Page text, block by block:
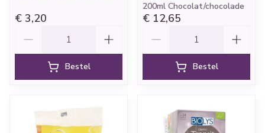
€ 3,20
Bestel
200ml Chocolat/chocolade
€ 12,65
Bestel